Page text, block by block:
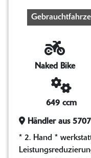
Naked Bike
649 ccm
Händler aus
* 2. Hand *